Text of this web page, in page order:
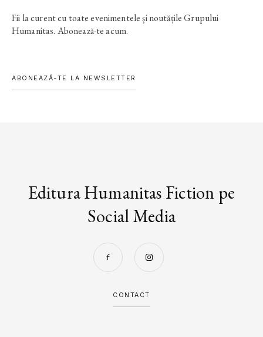
Fii la curent cu toate evenimentele și noutățile Grupului
Humanitas. Abonează-te acum.
ABONEAZĂ-TE LA NEWSLETTER
Editura Humanitas Fiction pe
Social Media
CONTACT